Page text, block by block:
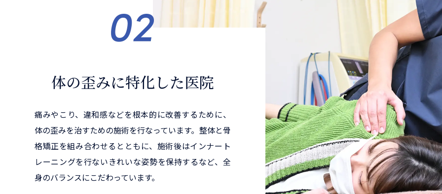
体の歪みに特化した医院
痛みやこり、違和感などを根本的に改善するために、
体の歪みを治すための施術を行なっています。整体と骨
格矯正を組み合わせるとともに、施術後はインナート
レーニングを行ないきれいな姿勢を保持するなど、全
身のバランスにこだわっています。